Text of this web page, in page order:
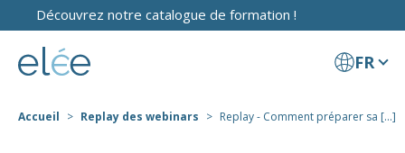
Découvrez notre catalogue de formation !
FR
Accueil Replay des webinars Replay - Comment préparer sa [...]